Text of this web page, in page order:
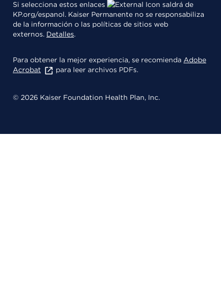
Si selecciona estos enlaces
saldrá de
KP.org/espanol. Kaiser Permanente no se responsabiliza
de la información o las políticas de sitios web
externos. Detalles.
Para obtener la mejor experiencia, se recomienda Adobe
Acrobat
para leer archivos PDFs.
© 2026 Kaiser Foundation Health Plan, Inc.